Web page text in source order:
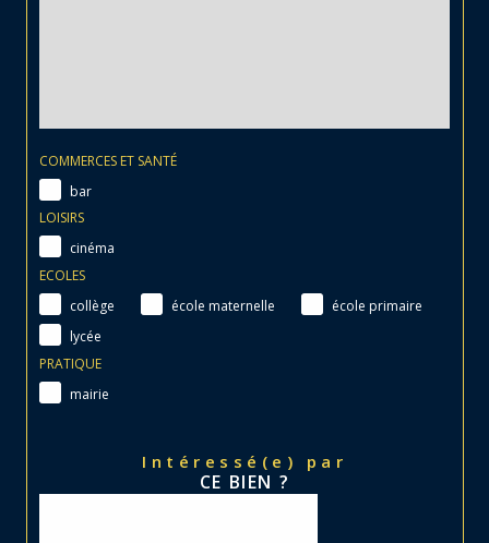
COMMERCES ET SANTÉ
bar
LOISIRS
cinéma
ECOLES
collège
école maternelle
école primaire
lycée
PRATIQUE
mairie
Intéressé(e) par
CE BIEN ?